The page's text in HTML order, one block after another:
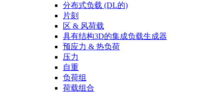
分布式负载 (DL的)
片刻
区 & 风荷载
具有结构3D的集成负载生成器
预应力 & 热负荷
压力
自重
负荷组
荷载组合